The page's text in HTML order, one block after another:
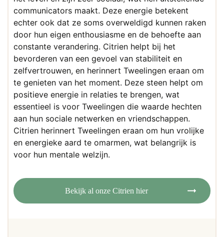
communicators maakt. Deze energie betekent
echter ook dat ze soms overweldigd kunnen raken
door hun eigen enthousiasme en de behoefte aan
constante verandering. Citrien helpt bij het
bevorderen van een gevoel van stabiliteit en
zelfvertrouwen, en herinnert Tweelingen eraan om
te genieten van het moment. Deze steen helpt om
positieve energie in relaties te brengen, wat
essentieel is voor Tweelingen die waarde hechten
aan hun sociale netwerken en vriendschappen.
Citrien herinnert Tweelingen eraan om hun vrolijke
en energieke aard te omarmen, wat belangrijk is
voor hun mentale welzijn.
Bekijk al onze Citrien hier